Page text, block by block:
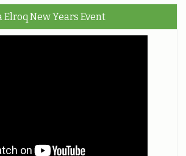
Elroq New Years Event